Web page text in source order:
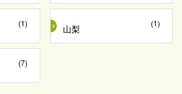
(1) 山梨 (1)
(7)